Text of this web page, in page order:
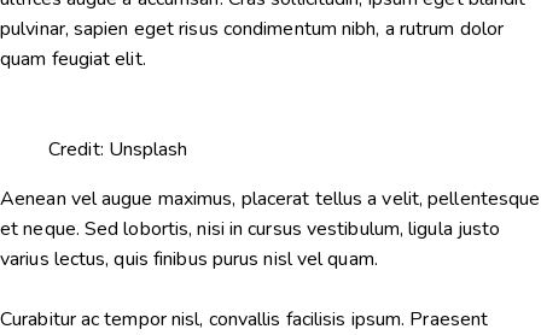
pulvinar, sapien eget risus condimentum nibh, a rutrum dolor
quam feugiat elit.
Credit: Unsplash
Aenean vel augue maximus, placerat tellus a velit, pellentesque
et neque. Sed lobortis, nisi in cursus vestibulum, ligula justo
varius lectus, quis finibus purus nisl vel quam.
Curabitur ac tempor nisl, convallis facilisis ipsum. Praesent